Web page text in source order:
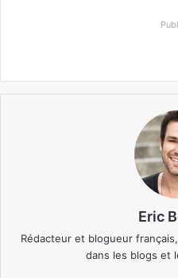
Eric
Rédacteur et blogueur
dans les blogs et